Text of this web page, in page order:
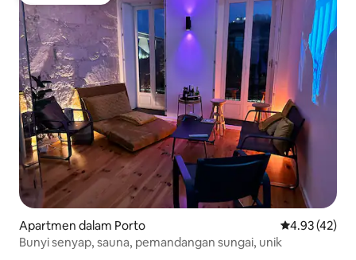
Apartmen dalam Porto Penarafan
4.93 (42)
Bunyi senyap, sauna, pemandangan sungai, unik